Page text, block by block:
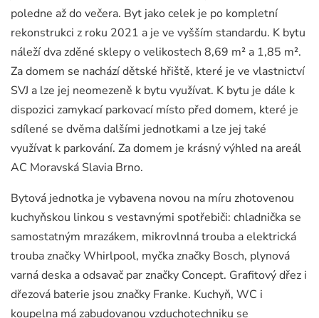
poledne až do večera. Byt jako celek je po kompletní
rekonstrukci z roku 2021 a je ve vyšším standardu. K bytu
náleží dva zděné sklepy o velikostech 8,69 m² a 1,85 m².
Za domem se nachází dětské hřiště, které je ve vlastnictví
SVJ a lze jej neomezeně k bytu využívat. K bytu je dále k
dispozici zamykací parkovací místo před domem, které je
sdílené se dvěma dalšími jednotkami a lze jej také
využívat k parkování. Za domem je krásný výhled na areál
AC Moravská Slavia Brno.
Bytová jednotka je vybavena novou na míru zhotovenou
kuchyňskou linkou s vestavnými spotřebiči: chladnička se
samostatným mrazákem, mikrovlnná trouba a elektrická
trouba značky Whirlpool, myčka značky Bosch, plynová
varná deska a odsavač par značky Concept. Grafitový dřez i
dřezová baterie jsou značky Franke. Kuchyň, WC i
koupelna má zabudovanou vzduchotechniku se